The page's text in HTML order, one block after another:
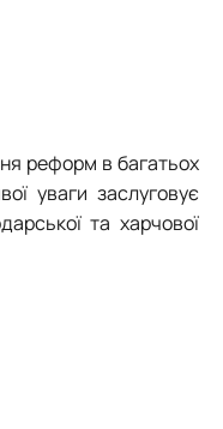
реформ в багатьох
уваги заслуговує
та харчової